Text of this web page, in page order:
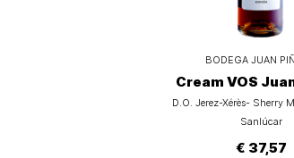
BODEGA JUAN
Cream VOS
D.O. Jerez-Xérès- Sherry
Sanlúcar
€ 37,57